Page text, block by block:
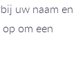
uw naam en
om een